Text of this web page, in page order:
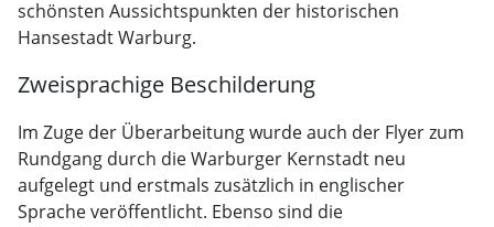
schönsten Aussichtspunkten der historischen
Hansestadt Warburg.
Zweisprachige Beschilderung
Im Zuge der Überarbeitung wurde auch der Flyer zum
Rundgang durch die Warburger Kernstadt neu
aufgelegt und erstmals zusätzlich in englischer
Sprache veröffentlicht. Ebenso sind die